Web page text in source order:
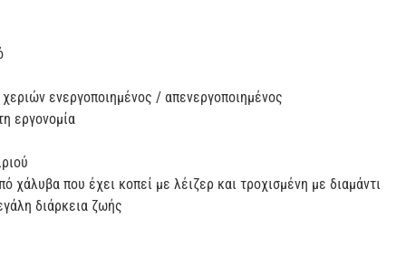
ενεργοποιημένος / απενεργοποιημένος
εργονομία
χάλυβα που έχει κοπεί με λέιζερ και τροχισμένη με διαμάντι
διάρκεια ζωής